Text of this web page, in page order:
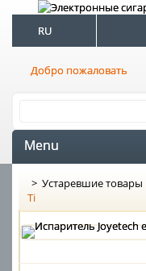
RU
Добро пожаловать
Menu
> Устаревшие товары
Ti